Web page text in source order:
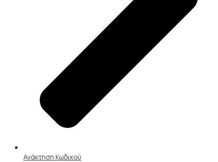
Ανάκτηση Κωδικού